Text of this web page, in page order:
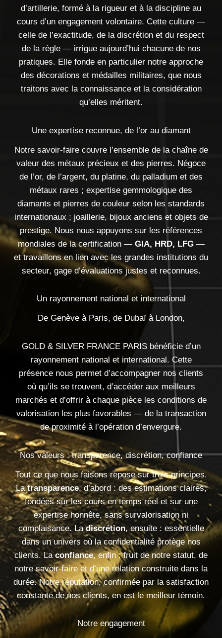
d’artillerie, formé à la rigueur et à la discipline au
cours d’un engagement volontaire. Cette culture —
celle de l’exactitude, de la discrétion et du respect
de la règle — irrigue aujourd’hui chacune de nos
pratiques. Elle fonde en particulier notre approche
des décorations et médailles militaires, que nous
traitons avec la connaissance et la considération
qu’elles méritent.
Une expertise reconnue, de l’or au diamant
Notre savoir-faire couvre l’ensemble de la chaîne de
valeur des métaux précieux et des pierres. Négoce
de l’or, de l’argent, du platine, du palladium et des
métaux rares ; expertise gemmologique des
diamants et pierres de couleur selon les standards
internationaux ; joaillerie, bijoux anciens et objets de
prestige. Nous nous appuyons sur les références
mondiales de la certification — GIA, HRD, LFG—
et travaillons en lien avec les grandes institutions du
secteur, gage d’évaluations justes et reconnues.
Un rayonnement national et international
De Genève à Paris, de Dubaï à London,
GOLD & SILVER FRANCE PARIS bénéficie d’un
rayonnement national et international. Cette
présence nous permet d’accompagner nos clients
où qu’ils se trouvent, d’accéder aux meilleurs
marchés et d’offrir à chaque pièce les conditions de
valorisation les plus favorables — de la transaction
de proximité à l’opération d’envergure.
Nos valeurs : transparence, discrétion, confiance
Tout ce que nous faisons repose sur trois principes.
Latransparence, d’abord : des estimations claires,
fondées sur les cours en temps réel et sur une
expertise honnête, sans survalorisation ni
complaisance. Ladiscrétion, ensuite : essentielle
dans un univers où la confidentialité protège nos
clients. Laconfiance, enfin : fruit de notre statut, de
notre savoir-faire et d’une relation construite dans la
durée. Notre réputation, confirmée par la satisfaction
constante de nos clients, en est le meilleur témoin.
Notre engagement